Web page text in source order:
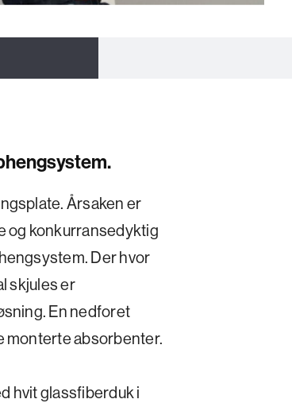
Årsaken er
og konkurransedyktig
Der hvor
skjules er
En nedforet
monterte absorbenter.
hvit glassfiberduk i